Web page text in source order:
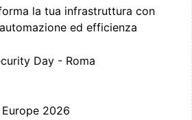
la tua infrastruttura con
ed efficienza
Day - Roma
2026